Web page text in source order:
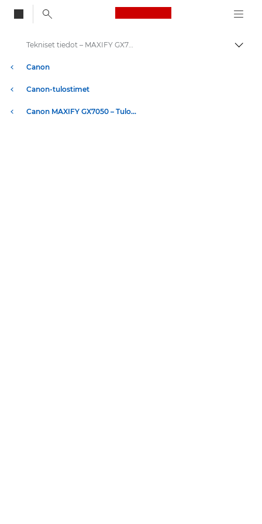
Canon Logo, back
Canon
Canon-tulostimet
Canon MAXIFY GX7050 – Tulostimet
Tekniset tiedot – MAXIFY GX7050